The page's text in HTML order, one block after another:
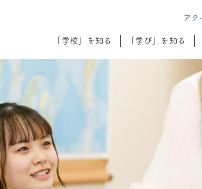
アク
「学校」を知る 「学び」を知る